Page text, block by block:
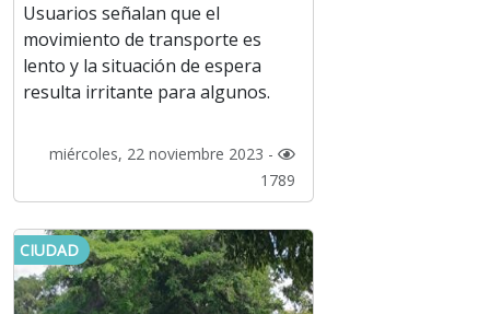
Usuarios señalan que el
movimiento de transporte es
lento y la situación de espera
resulta irritante para algunos.
miércoles, 22 noviembre 2023 -
1789
CIUDAD